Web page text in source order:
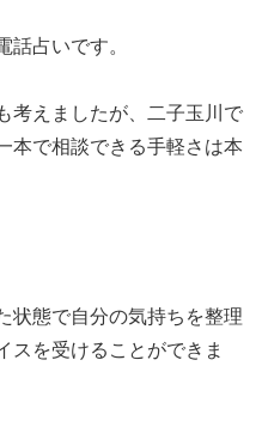
話占いです。
考えましたが、二子玉川で
本で相談できる手軽さは本
状態で自分の気持ちを整理
スを受けることができま